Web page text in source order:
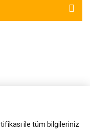
ile tüm bilgileriniz